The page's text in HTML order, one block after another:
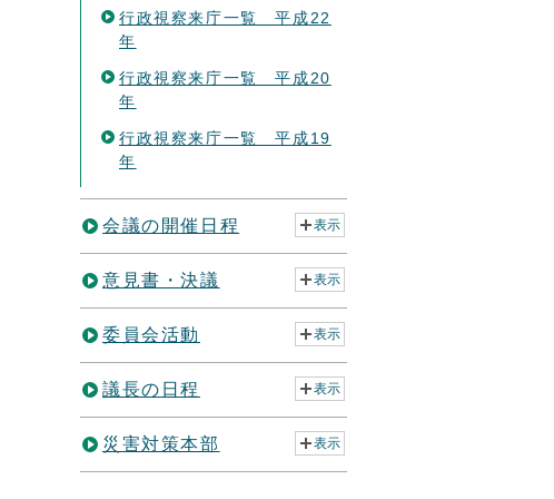
行政視察来庁一覧 平成22
年
行政視察来庁一覧 平成20
年
行政視察来庁一覧 平成19
年
会議の開催日程 表示
意見書・決議 表示
委員会活動 表示
議長の日程 表示
災害対策本部 表示